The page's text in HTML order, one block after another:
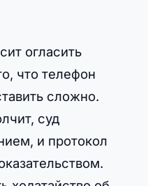
огласить
что телефон
сложно.
суд
и протокол